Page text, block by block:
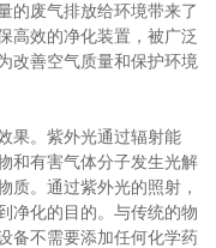
的废气排放给环境带来了
高效的净化装置，被广泛
改善空气质量和保护环境
果。紫外光通过辐射能
和有害气体分子发生光解
质。通过紫外光的照射，
净化的目的。与传统的物
备不需要添加任何化学药